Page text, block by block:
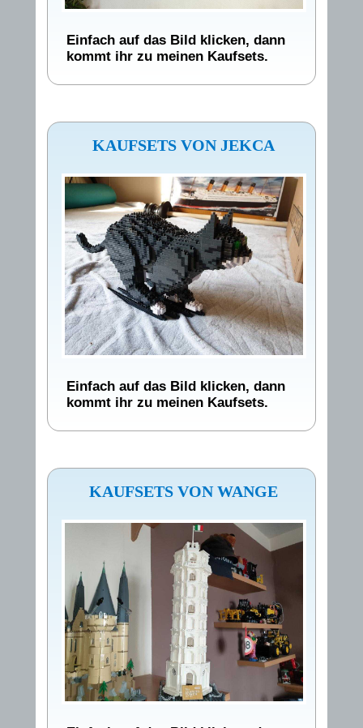
KAUFSETS VON WANGE
Einfach auf das Bild klicken, dann
kommt ihr zu meinen Kaufsets.
KAUFSETS VON JEKCA
Einfach auf das Bild klicken, dann
kommt ihr zu meinen Kaufsets.